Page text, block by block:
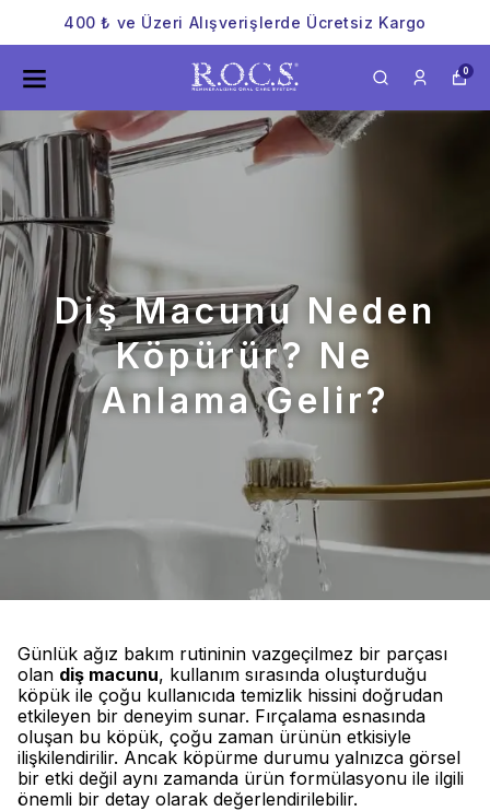
400 ₺ ve Üzeri Alışverişlerde Ücretsiz Kargo
0
Diş Macunu Neden
Köpürür? Ne
Anlama Gelir?
Günlük ağız bakım rutininin vazgeçilmez bir parçası
olan diş macunu, kullanım sırasında oluşturduğu
köpük ile çoğu kullanıcıda temizlik hissini doğrudan
etkileyen bir deneyim sunar. Fırçalama esnasında
oluşan bu köpük, çoğu zaman ürünün etkisiyle
ilişkilendirilir. Ancak köpürme durumu yalnızca görsel
bir etki değil aynı zamanda ürün formülasyonu ile ilgili
önemli bir detay olarak değerlendirilebilir.